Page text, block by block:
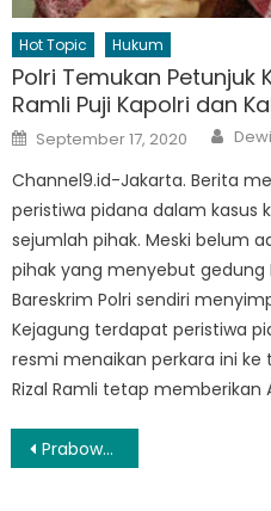
Hot Topic Hukum
Polri Temukan Petunjuk
Ramli Puji Kapolri dan
Posted
on
September 17, 2020 Dewi
Channel9.id-Jakarta. Berita
peristiwa pidana dalam kasus
sejumlah pihak. Meski belum
pihak yang menyebut gedung
Bareskrim Polri sendiri
Kejagung terdapat peristiwa
resmi menaikan perkara ini ke
Rizal Ramli tetap memberikan
Navigasi
Prabowo: USD343 Miliar Kekayaan Indonesia Mengalir ke Luar Negeri dalam 22 Tahun, Penyebab Gaji Guru Kecil